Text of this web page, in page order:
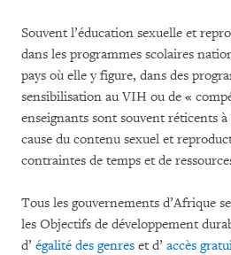
Souvent l’éducation sexuelle et
dans les programmes scolaires
pays où elle y figure, dans des
sensibilisation au VIH ou de «
enseignants sont souvent réticents
cause du contenu sexuel et
contraintes de temps et de
Tous les gouvernements d’Afrique
les Objectifs de développement
d’ égalité des genres et d’ accès